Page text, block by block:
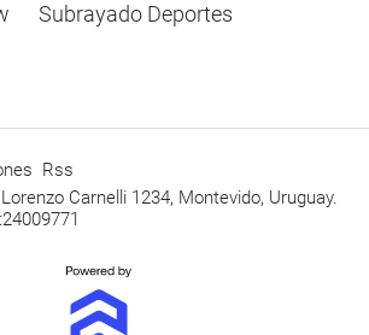
Subrayado Deportes
Rss
Carnelli 1234, Montevido, Uruguay.